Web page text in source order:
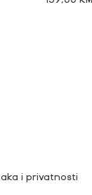
i privatnosti